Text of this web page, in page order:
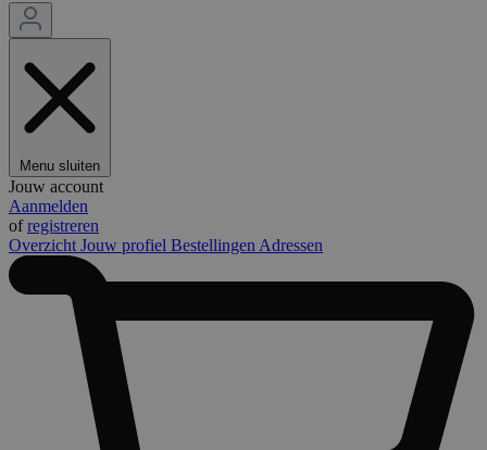
Menu sluiten
Jouw account
Aanmelden
ofregistreren
Overzicht Jouw profiel Bestellingen Adressen